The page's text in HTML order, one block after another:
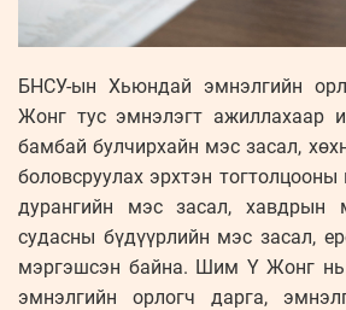
БНСУ-ын Хьюндай эмнэлгийн
Жонг тус эмнэлэгт ажиллахаар
бамбай булчирхайн мэс засал,
боловсруулах эрхтэн
дурангийн мэс засал, хавдрын
судасны бүдүүрлийн мэс засал,
мэргэшсэн байна. Шим Ү Жонг
эмнэлгийн орлогч дарга,